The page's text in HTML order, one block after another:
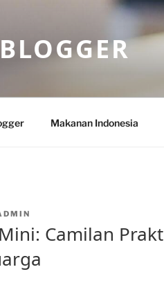
Makanan Indonesia
Camilan